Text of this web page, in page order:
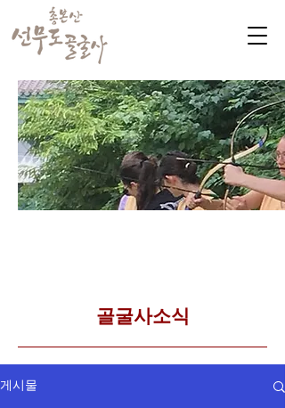
​골굴사소식
게시물